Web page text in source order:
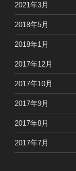
2021年3月
2018年5月
2018年1月
2017年12月
2017年10月
2017年9月
2017年8月
2017年7月